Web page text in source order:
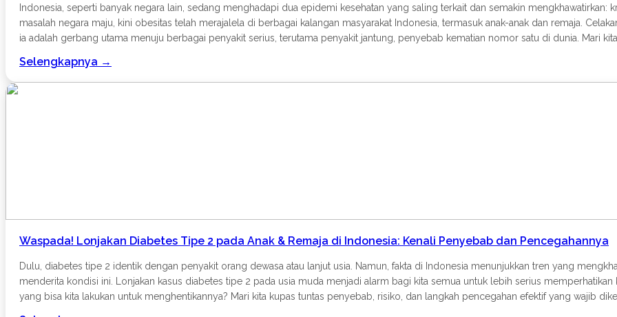
Indonesia, seperti banyak negara lain, sedang menghadapi dua epidemi kesehatan yang saling terkait dan semakin mengkhawatirkan:
masalah negara maju, kini obesitas telah merajalela di berbagai kalangan masyarakat Indonesia, termasuk anak-anak dan remaja.
ia adalah gerbang utama menuju berbagai penyakit serius, terutama penyakit jantung, penyebab kematian nomor satu di dunia. Mari
bukan hanya masalah penampilan, tetapi kondisi medis kronis yang secara signifikan meningkatkan risiko berbagai penyakit. Di
signifikan dalam beberapa tahun terakhir, didorong oleh perubahan gaya hidup: Pola Makan Modern: Peningkatan konsumsi makanan
memicu pembentukan plak. Sleep Apnea: Kondisi umum pada penderita obesitas ini menyebabkan jeda pernapasan saat tidur,
Semua faktor ini berkumpul untuk meningkatkan risiko serangan jantung, stroke, gagal jantung, dan berbagai bentuk penyakit
struktural pada jantung, seperti pembesaran bilik jantung, yang mengurangi efisiensinya dalam memompa darah.
Selengkapnya →
Waspada! Lonjakan Diabetes Tipe 2 pada Anak & Remaja di Indonesia: Kenali Penyebab dan Pencegahannya
Dulu, diabetes tipe 2 identik dengan penyakit orang dewasa atau lanjut usia. Namun, fakta di Indonesia menunjukkan tren yang
menderita kondisi ini. Lonjakan kasus diabetes tipe 2 pada usia muda menjadi alarm bagi kita semua untuk lebih serius
yang bisa kita lakukan untuk menghentikannya? Mari kita kupas tuntas penyebab, risiko, dan langkah pencegahan efektif yang wajib